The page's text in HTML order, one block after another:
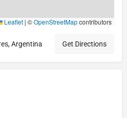
Leaflet | ©OpenStreetMapcontributors
Argentina Get Directions